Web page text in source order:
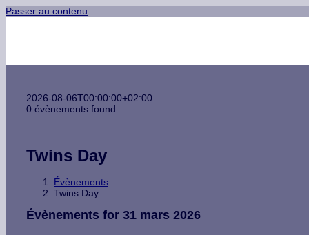
Passer au contenu
2026-08-06T00:00:00+02:00
0 évènements found.
Twins Day
Évènements
Twins Day
Évènements for 31 mars 2026